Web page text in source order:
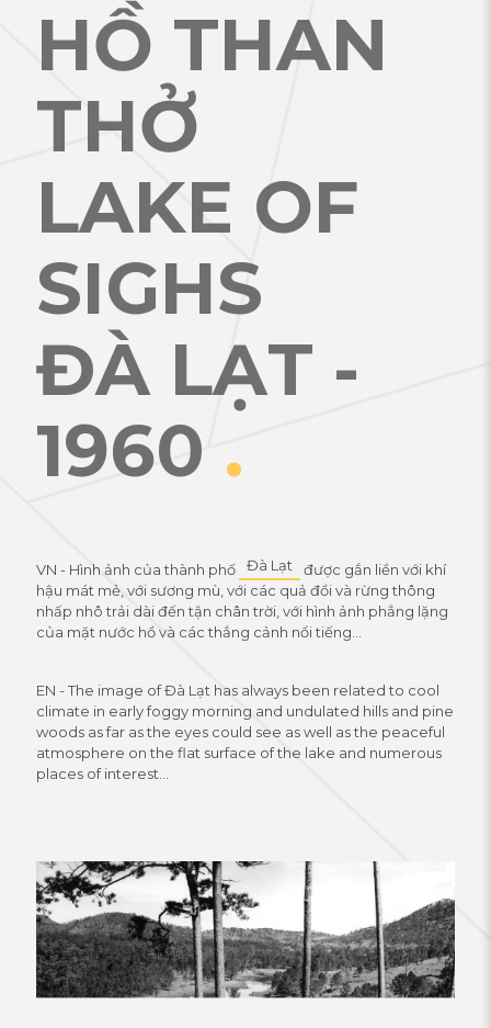
HỒ THAN
THỞ
LAKE OF
SIGHS
ĐÀ LẠT -
1960 .
VN - Hình ảnh của thành phố Đà Lạt
được gắn liền với khí
hậu mát mẻ, với sương mù, với các quả đồi và rừng thông
nhấp nhô trải dài đến tận chân trời, với hình ảnh phẳng lặng
của mặt nước hồ và các thắng cảnh nổi tiếng…
EN - The image of Đà Lạt has always been related to cool
climate in early foggy morning and undulated hills and pine
woods as far as the eyes could see as well as the peaceful
atmosphere on the flat surface of the lake and numerous
places of interest...